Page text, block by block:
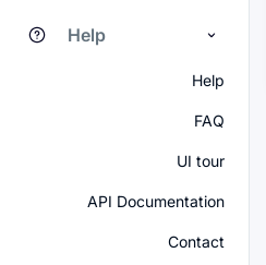
Help
Help
FAQ
UI tour
API Documentation
Contact